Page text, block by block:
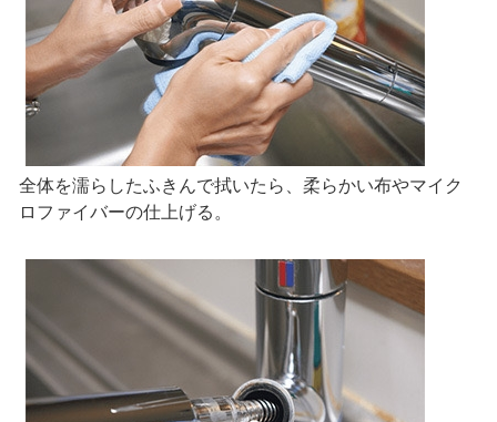
全体を濡らしたふきんで拭いたら、柔らかい布やマイク
ロファイバーの仕上げる。